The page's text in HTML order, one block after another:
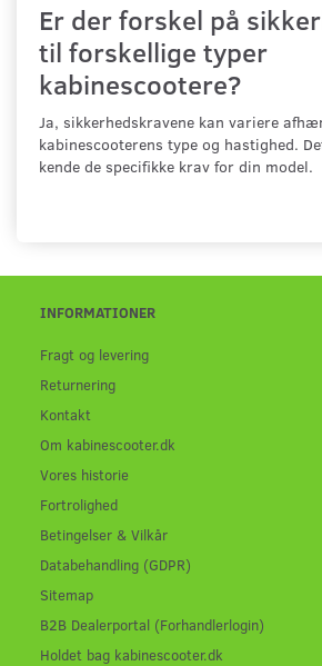
Er der forskel på
til forskellige typer
kabinescootere?
Ja, sikkerhedskravene kan variere
kabinescooterens type og hastighed.
kende de specifikke krav for din model.
INFORMATIONER
Fragt og levering
Returnering
Kontakt
Om kabinescooter.dk
Vores historie
Fortrolighed
Betingelser & Vilkår
Databehandling (GDPR)
Sitemap
B2B Dealerportal (Forhandlerlogin)
Holdet bag kabinescooter.dk